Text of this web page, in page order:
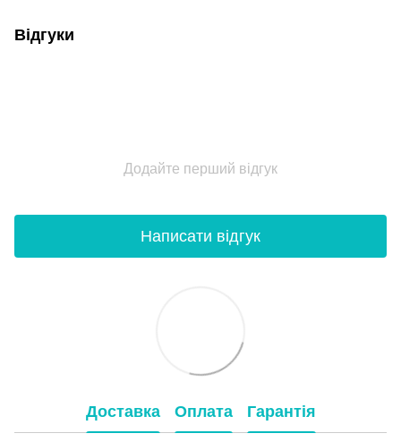
Відгуки
Додайте перший відгук
Написати відгук
Доставка Оплата Гарантія